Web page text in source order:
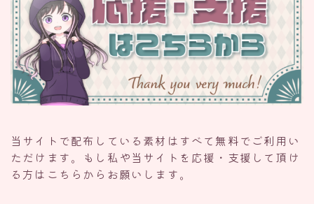
当サイトで配布している素材はすべて無料でご利用い
ただけます。もし私や当サイトを応援・支援して頂け
る方はこちらからお願いします。